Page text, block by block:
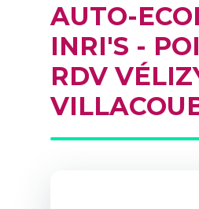
AUTO-
INRI'S -
RDV